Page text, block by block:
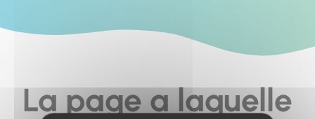
La page a laquelle